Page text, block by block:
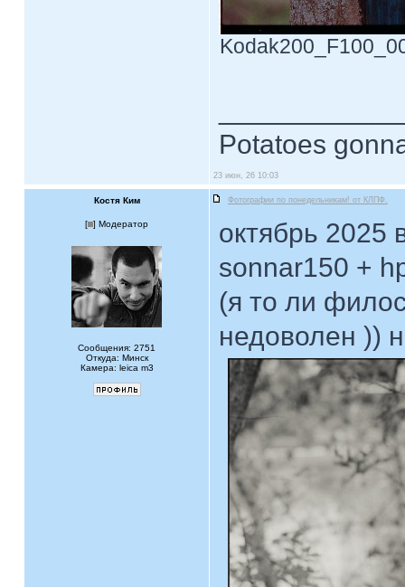
Potatoes
23 июн, 26 10:03
Костя Ким Фотографии по понедельникам! от КЛПФ.
[ ] Модератор
Сообщения: 2751
Откуда: Минск
Камера: leica m3
октябрь 2025
sonnar150 +
(я то ли
недоволен ))